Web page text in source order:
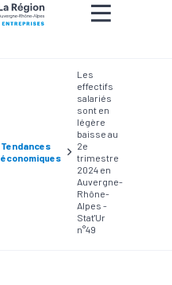
Tendances
économiques
Les
effectifs
salariés
sont en
légère
baisse au
2e
trimestre
2024 en
Auvergne-
Rhône-
Alpes -
Stat'Ur
n°49